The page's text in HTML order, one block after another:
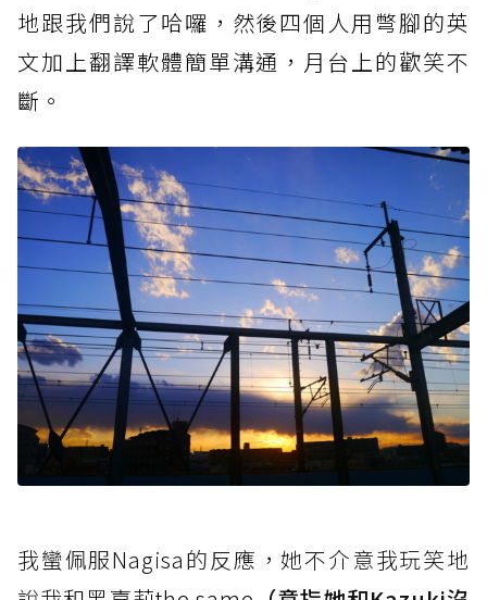
地跟我們說了哈囉，然後四個人用彆腳的英
文加上翻譯軟體簡單溝通，月台上的歡笑不
斷。
我蠻佩服Nagisa的反應，她不介意我玩笑地